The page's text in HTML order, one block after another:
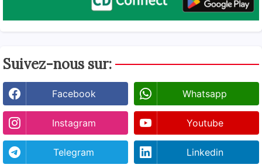
Suivez-nous sur:
Facebook Whatsapp
Instagram Youtube
Telegram Linkedin